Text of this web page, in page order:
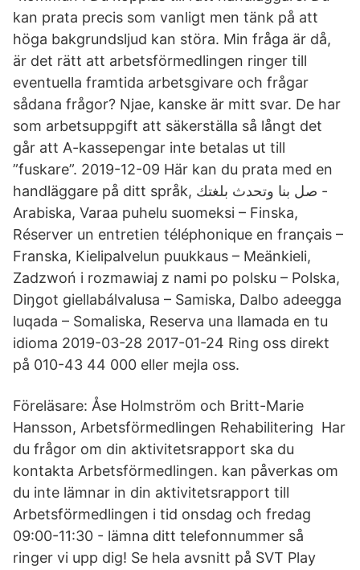
kan prata precis som vanligt men tänk på att
höga bakgrundsljud kan störa. Min fråga är då,
är det rätt att arbetsförmedlingen ringer till
eventuella framtida arbetsgivare och frågar
sådana frågor? Njae, kanske är mitt svar. De har
som arbetsuppgift att säkerställa så långt det
går att A-kassepengar inte betalas ut till
”fuskare”. 2019-12-09 Här kan du prata med en
handläggare på ditt språk, صل بنا وتحدث بلغتك -
Arabiska, Varaa puhelu suomeksi – Finska,
Réserver un entretien téléphonique en français –
Franska, Kielipalvelun puukkaus – Meänkieli,
Zadzwoń i rozmawiaj z nami po polsku – Polska,
Diŋgot giellabálvalusa – Samiska, Dalbo adeegga
luqada – Somaliska, Reserva una llamada en tu
idioma 2019-03-28 2017-01-24 Ring oss direkt
på 010-43 44 000 eller mejla oss.
Föreläsare: Åse Holmström och Britt-Marie
Hansson, Arbetsförmedlingen Rehabilitering Har
du frågor om din aktivitetsrapport ska du
kontakta Arbetsförmedlingen. kan påverkas om
du inte lämnar in din aktivitetsrapport till
Arbetsförmedlingen i tid onsdag och fredag
09:00-11:30 - lämna ditt telefonnummer så
ringer vi upp dig! Se hela avsnitt på SVT Play